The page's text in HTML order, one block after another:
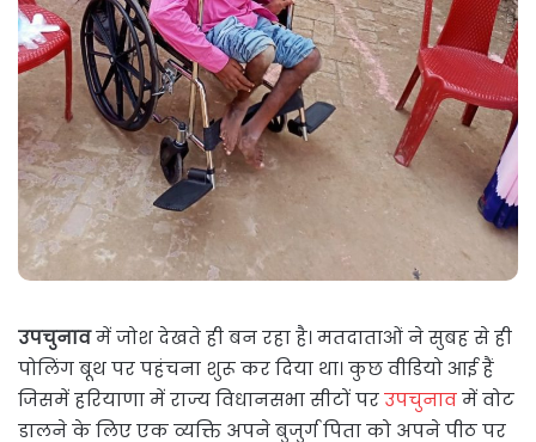
उपचुनावमें जोश देखते ही बन रहा है। मतदाताओं ने सुबह से ही
पोलिंग बूथ पर पहंचना शुरू कर दिया था। कुछ वीडियो आई हैं
जिसमें हरियाणा में राज्य विधानसभा सीटों परउपचुनावमें वोट
डालने के लिए एक व्यक्ति अपने बुजुर्ग पिता को अपने पीठ पर